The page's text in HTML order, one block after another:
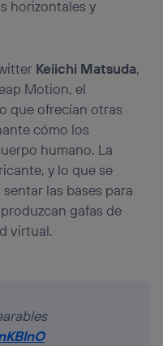
horizontales y
Keiichi Matsuda,
Motion, el
que ofrecían otras
cómo los
humano. La
y lo que se
las bases para
gafas de
virtual.